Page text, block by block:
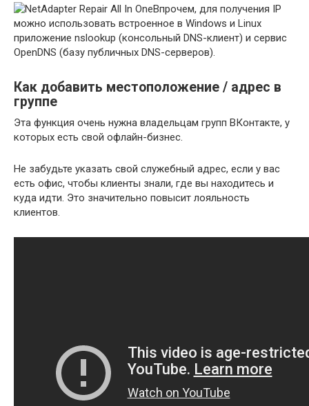
Впрочем, для получения IP
можно использовать встроенное в Windows и Linux
приложение nslookup (консольный DNS-клиент) и сервис
OpenDNS (базу публичных DNS-серверов).
Как добавить местоположение / адрес в
группе
Эта функция очень нужна владельцам групп ВКонтакте, у
которых есть свой офлайн-бизнес.
Не забудьте указать свой служебный адрес, если у вас
есть офис, чтобы клиенты знали, где вы находитесь и
куда идти. Это значительно повысит лояльность
клиентов.